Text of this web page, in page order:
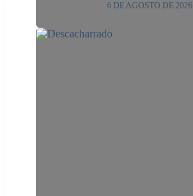
6 DE AGOSTO DE 2026